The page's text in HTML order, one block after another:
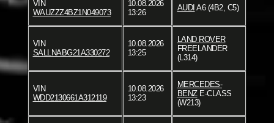
VIN
WAUZZZ4BZ1N049073
10.08.2026
13:26
AUDI A6 (4B2, C5)
VIN
SALLNABG21A330272
10.08.2026
13:25
LAND ROVER
FREELANDER
(L314)
VIN
WDD2130661A312119
10.08.2026
13:23
MERCEDES-
BENZE-CLASS
(W213)